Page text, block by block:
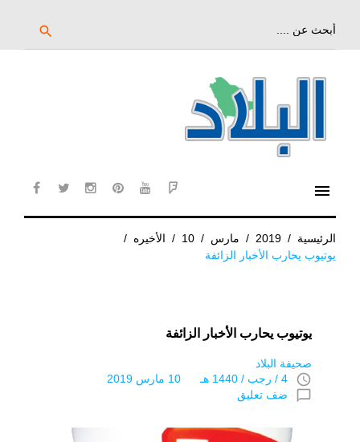
search
menu
الرئيسية /
2019
/ مارس /
10
/ الأخيره /
يوتيوب يحارب الأخبار الزائفة
يوتيوب يحارب الأخبار الزائفة
صحيفة البلاد
access_time 4 / رجب / 1440 هـ 10 مارس 2019
chat_bubble_outline ضف تعليق